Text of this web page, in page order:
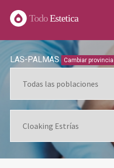
TodoEstetica
LAS-PALMAS Cambiar provincia